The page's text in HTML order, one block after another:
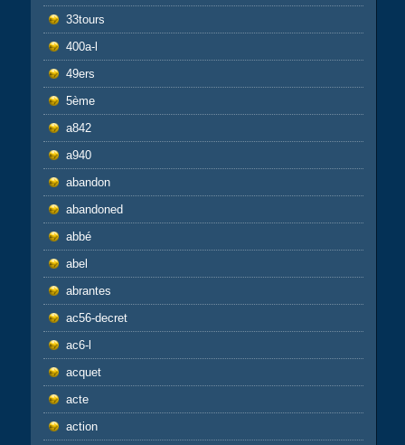
33tours
400a-l
49ers
5ème
a842
a940
abandon
abandoned
abbé
abel
abrantes
ac56-decret
ac6-l
acquet
acte
action